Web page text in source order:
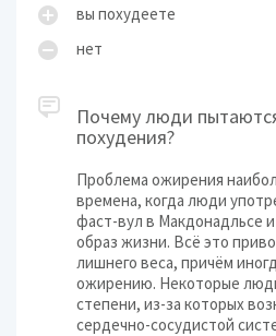
вы похудеете
нет
Почему люди
похудения?
Проблема ожирения
времена, когда люди
фаст-вул в Макдонадльсе
образ жизни. Всё это
лишнего веса, причём
ожирению. Некоторые
степени, из-за которых
сердечно-сосудистой